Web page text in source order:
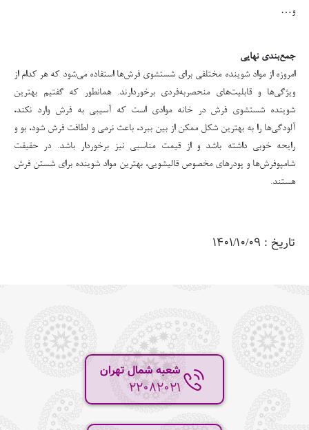
و…
جمع‌بندی نهایی
امروزه از مواد شوینده مختلفی برای شستشوی فرش‌ها استفاده می‌شود که هر کدام از
ویژگی‌ها و قابلیت‌های منحصربه‌فردی برخوردارند. همانطور که گفتیم بهترین
شوینده شستشوی فرش در خانه موادی است که آسیبی به فرش وارد نکند،
آلودگی‌ها را به بهترین شکل ممکن از بین ببرد، باعث نرمی و لطافت فرش شود، بو و
رایحه خوبی داشته باشد و از قیمت مناسبی نیز برخوردار باشد. در حقیقت
شامپوفرش‌ها و پودرهای مخصوص قالیشویی، بهترین مواد شوینده برای شستن فرش
هستند.
تاریخ : 1401/10/09
شعبه شمال تهران
22082021